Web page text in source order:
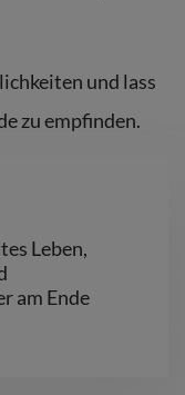
und lass
zu empfinden.
Leben,
am Ende